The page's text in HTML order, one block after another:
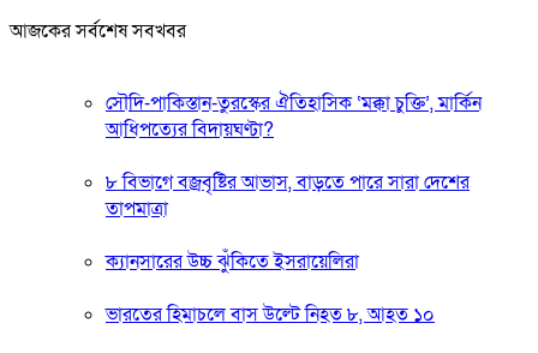
আজকের সর্বশেষ সবখবর
সৌদি-পাকিস্তান-তুরস্কের ঐতিহাসিক ‘মক্কা চুক্তি’, মার্কিন
আধিপত্যের বিদায়ঘণ্টা?
৮ বিভাগে বজ্রবৃষ্টির আভাস, বাড়তে পারে সারা দেশের
তাপমাত্রা
ক্যানসারের উচ্চ ঝুঁকিতে ইসরায়েলিরা
ভারতের হিমাচলে বাস উল্টে নিহত ৮, আহত ১০